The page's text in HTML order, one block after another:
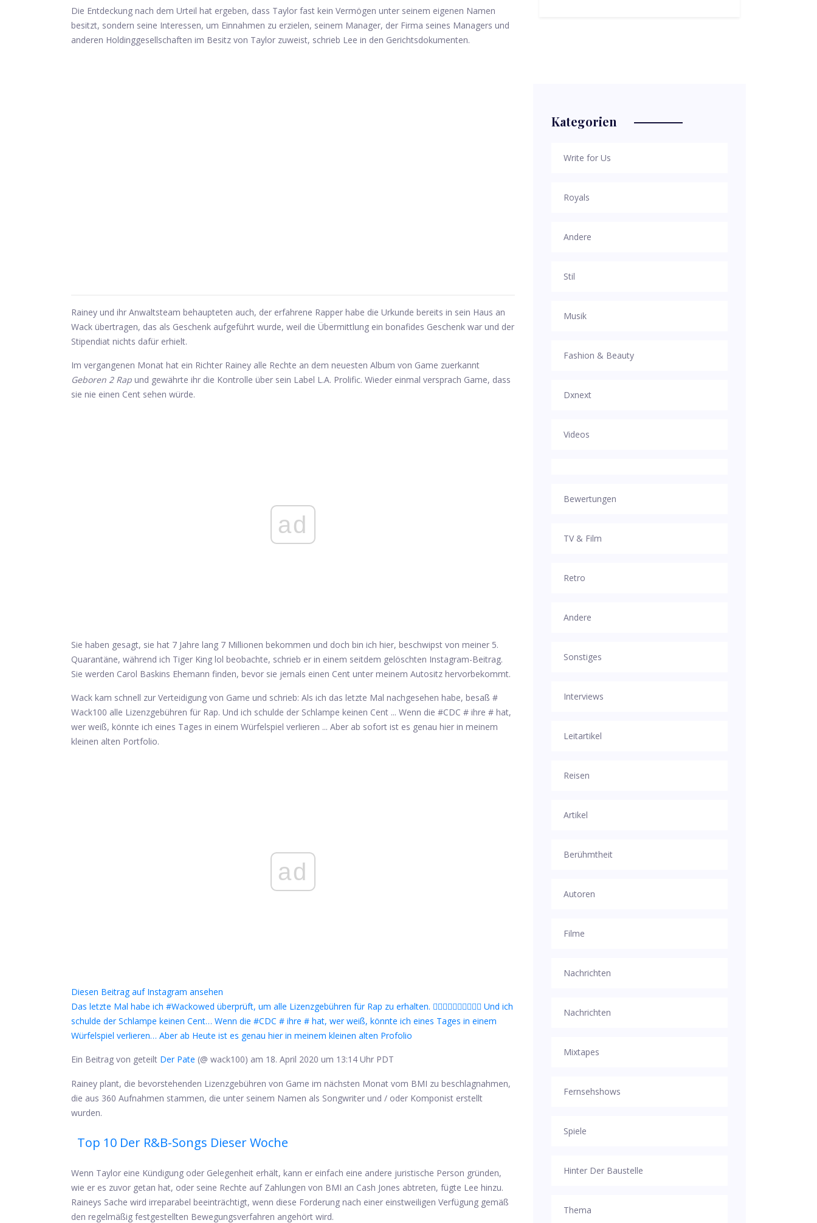
Die Entdeckung nach dem Urteil hat ergeben, dass Taylor fast kein Vermögen unter seinem eigenen Namen
besitzt, sondern seine Interessen, um Einnahmen zu erzielen, seinem Manager, der Firma seines Managers und
anderen Holdinggesellschaften im Besitz von Taylor zuweist, schrieb Lee in den Gerichtsdokumenten.
Rainey und ihr Anwaltsteam behaupteten auch, der erfahrene Rapper habe die Urkunde bereits in sein Haus an
Wack übertragen, das als Geschenk aufgeführt wurde, weil die Übermittlung ein bonafides Geschenk war und der
Stipendiat nichts dafür erhielt.
Im vergangenen Monat hat ein Richter Rainey alle Rechte an dem neuesten Album von Game zuerkannt
Geboren 2 Rap und gewährte ihr die Kontrolle über sein Label L.A. Prolific. Wieder einmal versprach Game, dass
sie nie einen Cent sehen würde.
ad
Sie haben gesagt, sie hat 7 Jahre lang 7 Millionen bekommen und doch bin ich hier, beschwipst von meiner 5.
Quarantäne, während ich Tiger King lol beobachte, schrieb er in einem seitdem gelöschten Instagram-Beitrag.
Sie werden Carol Baskins Ehemann finden, bevor sie jemals einen Cent unter meinem Autositz hervorbekommt.
Wack kam schnell zur Verteidigung von Game und schrieb: Als ich das letzte Mal nachgesehen habe, besaß #
Wack100 alle Lizenzgebühren für Rap. Und ich schulde der Schlampe keinen Cent ... Wenn die #CDC # ihre # hat,
wer weiß, könnte ich eines Tages in einem Würfelspiel verlieren ... Aber ab sofort ist es genau hier in meinem
kleinen alten Portfolio.
ad
Diesen Beitrag auf Instagram ansehen
Das letzte Mal habe ich #Wackowed überprüft, um alle Lizenzgebühren für Rap zu erhalten. 🤷‍♂️🤷‍♂️🤷‍♂️🤷‍♂️🤷‍♂️ Und ich
schulde der Schlampe keinen Cent… Wenn die #CDC # ihre # hat, wer weiß, könnte ich eines Tages in einem
Würfelspiel verlieren… Aber ab Heute ist es genau hier in meinem kleinen alten Profolio
Ein Beitrag von geteilt Der Pate (@ wack100) am 18. April 2020 um 13:14 Uhr PDT
Rainey plant, die bevorstehenden Lizenzgebühren von Game im nächsten Monat vom BMI zu beschlagnahmen,
die aus 360 Aufnahmen stammen, die unter seinem Namen als Songwriter und / oder Komponist erstellt
wurden.
Top 10 Der R&B-Songs Dieser Woche
Wenn Taylor eine Kündigung oder Gelegenheit erhält, kann er einfach eine andere juristische Person gründen,
wie er es zuvor getan hat, oder seine Rechte auf Zahlungen von BMI an Cash Jones abtreten, fügte Lee hinzu.
Raineys Sache wird irreparabel beeinträchtigt, wenn diese Forderung nach einer einstweiligen Verfügung gemäß
den regelmäßig festgestellten Bewegungsverfahren angehört wird.
Kategorien
Write for Us
Royals
Andere
Stil
Musik
Fashion & Beauty
Dxnext
Videos
Bewertungen
TV & Film
Retro
Andere
Sonstiges
Interviews
Leitartikel
Reisen
Artikel
Berühmtheit
Autoren
Filme
Nachrichten
Nachrichten
Mixtapes
Fernsehshows
Spiele
Hinter Der Baustelle
Thema